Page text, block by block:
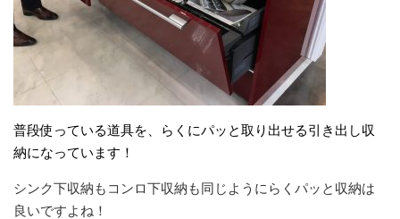
普段使っている道具を、らくにパッと取り出せる引き出し収
納になっています！
シンク下収納もコンロ下収納も同じようにらくパッと収納は
良いですよね！